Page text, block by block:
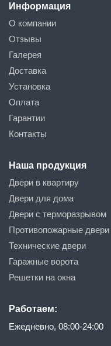
Информация
О компании
Отзывы
Галерея
Доставка
Установка
Оплата
Гарантии
Контакты
Наша продукция
Двери в квартиру
Двери для дома
Двери с терморазрывом
Противопожарные двери
Технические двери
Гаражные ворота
Решетки на окна
Работаем:
Ежедневно, 08:00-24:00